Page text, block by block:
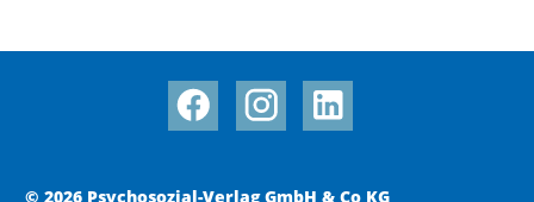
© 2026 Psychosozial-Verlag GmbH & Co KG